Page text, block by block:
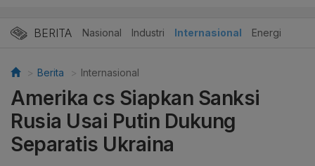
BERITA Nasional Industri Internasional Energi
Berita Internasional
Amerika cs Siapkan Sanksi
Rusia Usai Putin Dukung
Separatis Ukraina